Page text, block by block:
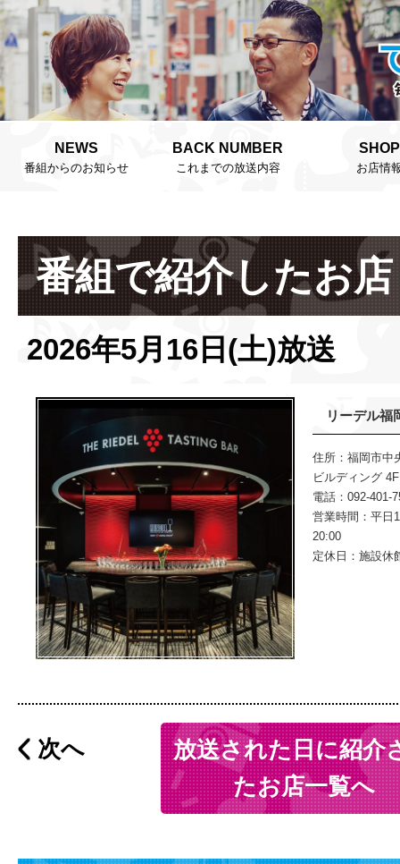
NEWS
番組からのお知らせ
BACK NUMBER
これまでの放送内容
SHOP
お店情
番組で紹介したお店
2026年5月16日(土)放送
リーデル福
住所：福岡市中
ビルディング 4F
電話：092-401-
営業時間：平日
20:00
定休日：施設休
次へ
放送された日に紹介
たお店一覧へ